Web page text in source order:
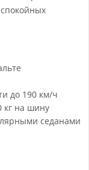
до 190 км/ч
кг на шину
седанами